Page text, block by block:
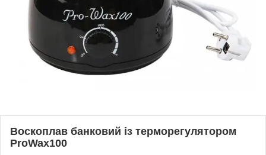
Воскоплав банковий із терморегулятором
ProWax100